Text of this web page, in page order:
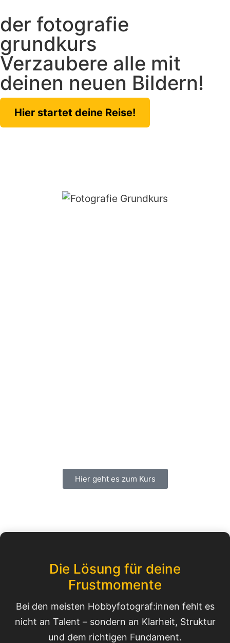
der fotografie
grundkurs
Verzaubere alle mit
deinen neuen Bildern!
Hier startet deine Reise!
Hier geht es zum Kurs
Die Lösung für deine
Frustmomente
Bei den meisten Hobbyfotograf:innen fehlt es
nicht an Talent – sondern an Klarheit, Struktur
und dem richtigen Fundament.